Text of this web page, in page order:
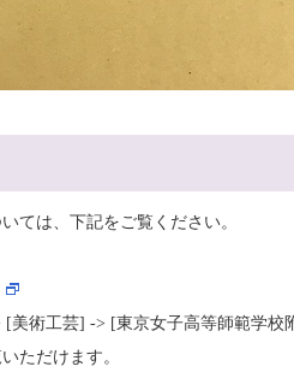
ては、下記をご覧ください。
術工芸] -> [東京女子高等師範学校
ただけます。